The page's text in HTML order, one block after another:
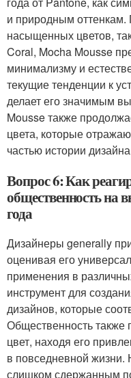
и природным оттенкам.
насыщенных цветов,
Coral, Mocha Mousse
минимализму и
текущие тенденции к
делает его значимым
Mousse также
цвета, которые
частью истории
Вопрос 6: Как
общественность на
года
Дизайнеры generally
оценивая его
применения в
инструмент для
дизайнов, которые
Общественность также
цвет, находя его
в повседневной жизни.
слишком сдержанным